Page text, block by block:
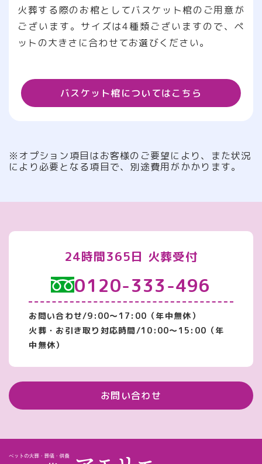
火葬する際のお棺としてバスケット棺のご用意が
ございます。サイズは4種類ございますので、ペ
ットの大きさに合わせてお選びください。
バスケット棺についてはこちら
※オプション項目はお客様のご要望により、また状況
により必要となる項目で、別途費用がかかります。
24時間365日 火葬受付
0120-333-496
お問い合わせ/9:00～17:00（年中無休）
火葬・お引き取り対応時間/10:00～15:00（年
中無休）
お問い合わせ